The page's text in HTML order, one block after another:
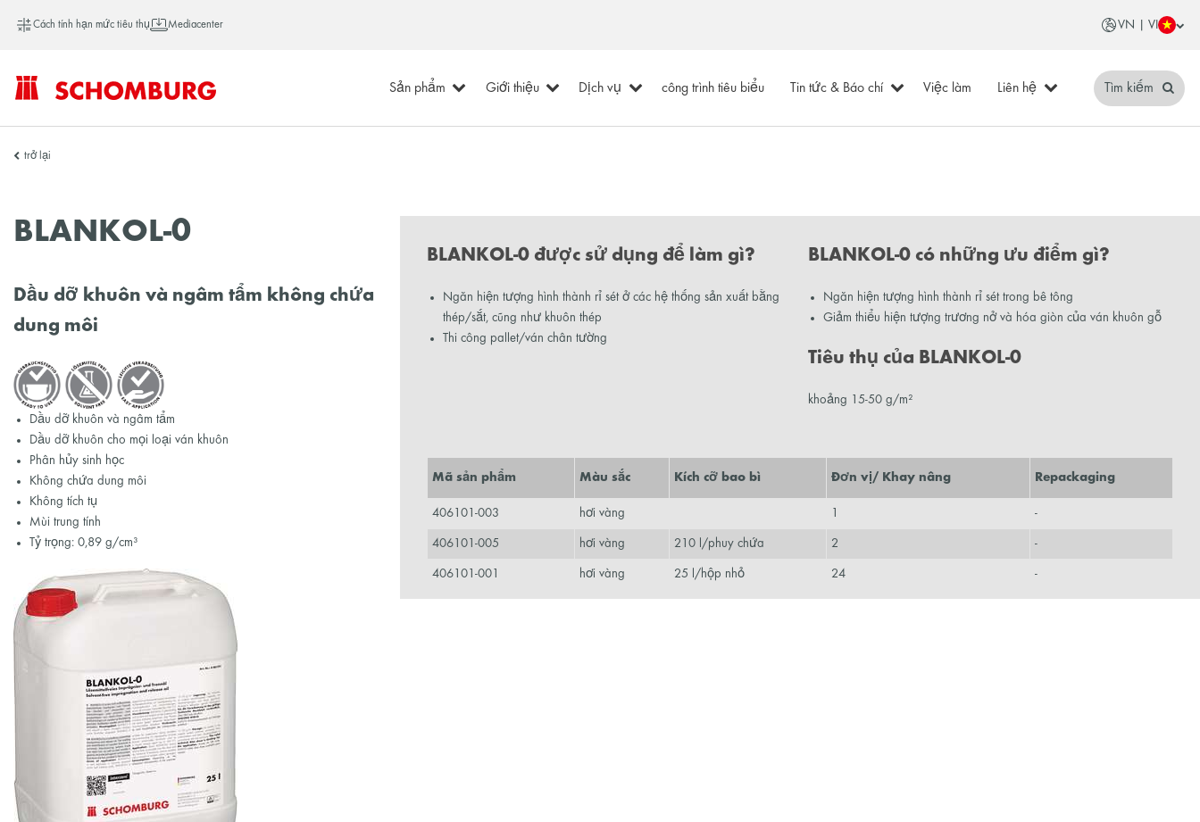
Cách tính hạn mức tiêu thụ Mediacenter VN | VI
SCHOMBURG
Sản phẩm Giới thiệu Dịch vụ công trình tiêu biểu Tin tức & Báo chí Việc làm Liên hệ Tìm kiếm
trở lại
BLANKOL-0
Dầu dỡ khuôn và ngâm tẩm không chứa
dung môi
Dầu dỡ khuôn và ngâm tẩm
Dầu dỡ khuôn cho mọi loại ván khuôn
Phân hủy sinh học
Không chứa dung môi
Không tích tụ
Mùi trung tính
Tỷ trọng: 0,89 g/cm³
BLANKOL-0 được sử dụng để làm gì?
Ngăn hiện tượng hình thành rỉ sét ở các hệ thống sản xuất bằng
thép/sắt, cũng như khuôn thép
Thi công pallet/ván chân tường
BLANKOL-0 có những ưu điểm gì?
Ngăn hiện tượng hình thành rỉ sét trong bê tông
Giảm thiểu hiện tượng trương nở và hóa giòn của ván khuôn gỗ
Tiêu thụ của BLANKOL-0
khoảng 15-50 g/m²
Mã sản phẩm Màu sắc Kích cỡ bao bì Đơn vị/ Khay nâng Repackaging
406101-003 hơi vàng 1 -
406101-005 hơi vàng 210 l/phuy chứa 2 -
406101-001 hơi vàng 25 l/hộp nhỏ 24 -